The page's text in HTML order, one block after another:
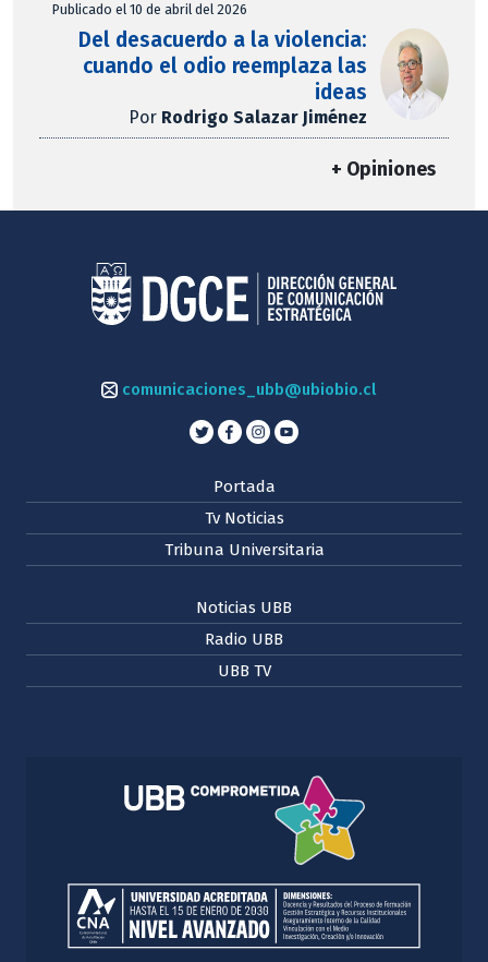
Publicado el 10 de abril del 2026
Del desacuerdo a la violencia:
cuando el odio reemplaza las
ideas
Por Rodrigo Salazar Jiménez
+ Opiniones
comunicaciones_ubb@ubiobio.cl
Portada
Tv Noticias
Tribuna Universitaria
Noticias UBB
Radio UBB
UBB TV